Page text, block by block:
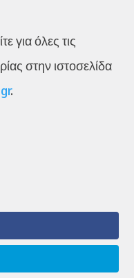
για όλες τις
στην ιστοσελίδα
.